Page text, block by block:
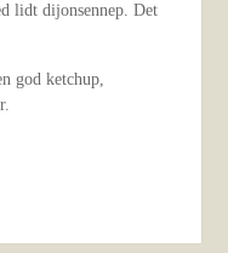
lidt dijonsennep. Det
god ketchup,